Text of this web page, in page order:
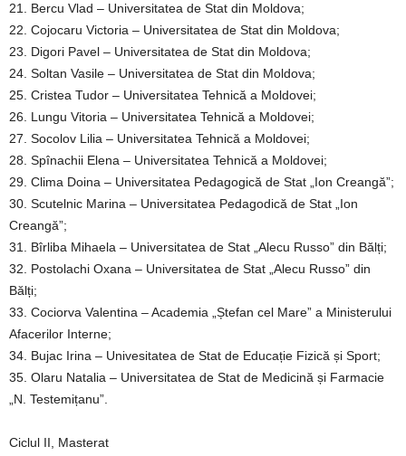
21. Bercu Vlad – Universitatea de Stat din Moldova;
22. Cojocaru Victoria – Universitatea de Stat din Moldova;
23. Digori Pavel – Universitatea de Stat din Moldova;
24. Soltan Vasile – Universitatea de Stat din Moldova;
25. Cristea Tudor – Universitatea Tehnică a Moldovei;
26. Lungu Vitoria – Universitatea Tehnică a Moldovei;
27. Socolov Lilia – Universitatea Tehnică a Moldovei;
28. Spînachii Elena – Universitatea Tehnică a Moldovei;
29. Clima Doina – Universitatea Pedagogică de Stat „Ion Creangă”;
30. Scutelnic Marina – Universitatea Pedagodică de Stat „Ion
Creangă”;
31. Bîrliba Mihaela – Universitatea de Stat „Alecu Russo” din Bălți;
32. Postolachi Oxana – Universitatea de Stat „Alecu Russo” din
Bălți;
33. Cociorva Valentina – Academia „Ștefan cel Mare” a Ministerului
Afacerilor Interne;
34. Bujac Irina – Univesitatea de Stat de Educație Fizică și Sport;
35. Olaru Natalia – Universitatea de Stat de Medicină și Farmacie
„N. Testemițanu”.
Ciclul II, Masterat